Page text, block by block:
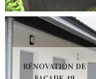
RÉNOVATION DE